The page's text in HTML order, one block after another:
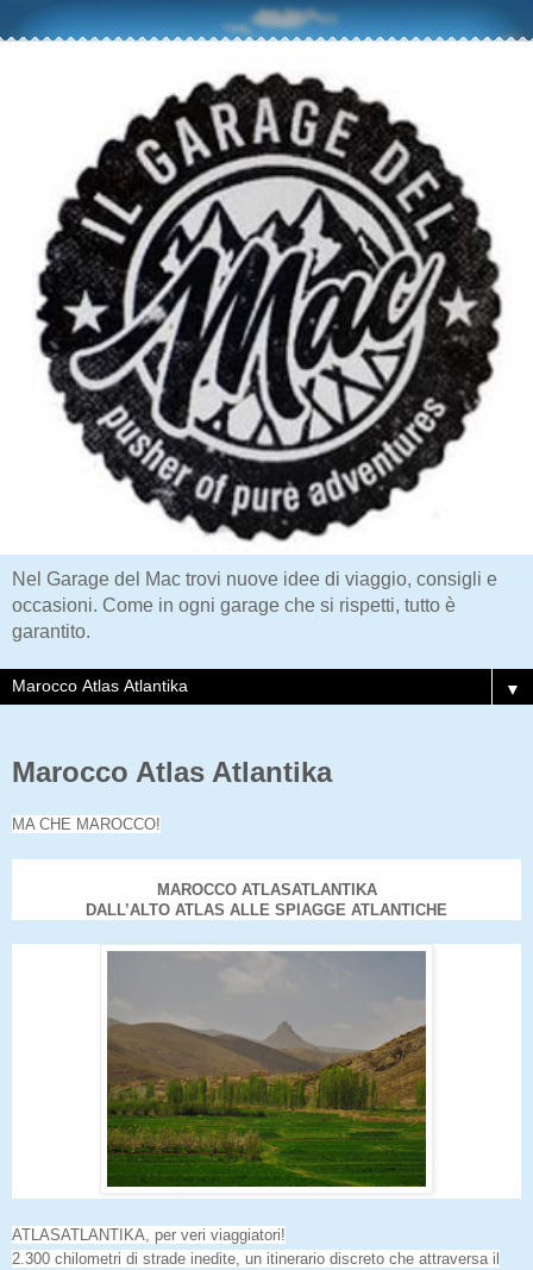
Nel Garage del Mac trovi nuove idee di viaggio, consigli e
occasioni. Come in ogni garage che si rispetti, tutto è
garantito.
▼
Marocco Atlas Atlantika
MA CHE MAROCCO!
MAROCCO ATLASATLANTIKA
DALL’ALTO ATLAS ALLE SPIAGGE ATLANTICHE
ATLASATLANTIKA, per veri viaggiatori!
2.300 chilometri di strade inedite, un itinerario discreto che attraversa il